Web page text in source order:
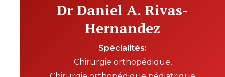
Dr Daniel A. Rivas-
Hernandez
Spécialités
Chirurgie orthopédique